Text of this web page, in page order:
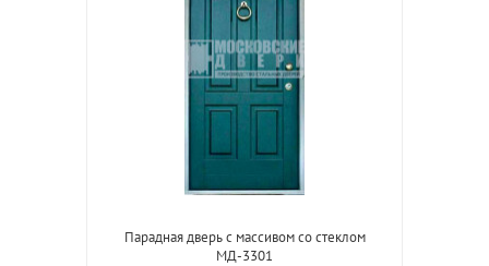
Парадная дверь с массивом со стеклом
МД-3301